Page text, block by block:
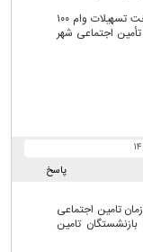
بنده امروز دوشنبه ۱۸ خرداد ۱۴۰۵ در مورد پرداخت تسهیلات وام ۱۰۰
اجتماعی شهر
پاسخ
تامین اجتماعی
تامین